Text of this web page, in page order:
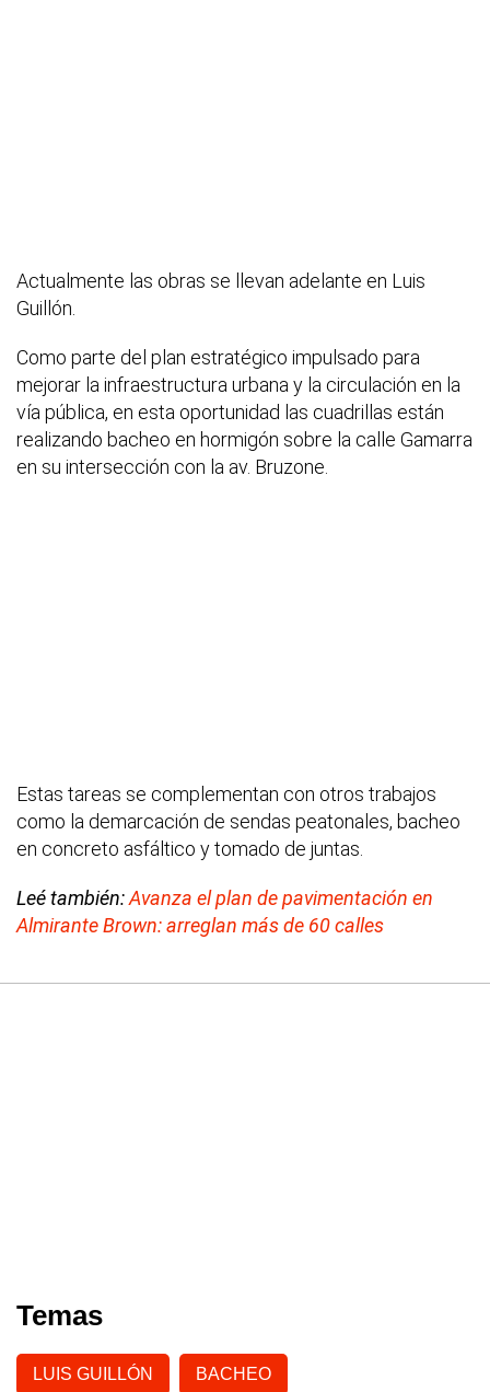
Actualmente las obras se llevan adelante en Luis
Guillón.
Como parte del plan estratégico impulsado para
mejorar la infraestructura urbana y la circulación en la
vía pública, en esta oportunidad las cuadrillas están
realizando bacheo en hormigón sobre la calle Gamarra
en su intersección con la av. Bruzone.
Estas tareas se complementan con otros trabajos
como la demarcación de sendas peatonales, bacheo
en concreto asfáltico y tomado de juntas.
Leé también:Avanza el plan de pavimentación en
Almirante Brown: arreglan más de 60 calles
Temas
LUIS GUILLÓN BACHEO